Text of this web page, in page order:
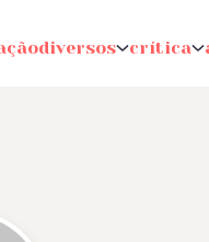
diversos crítica